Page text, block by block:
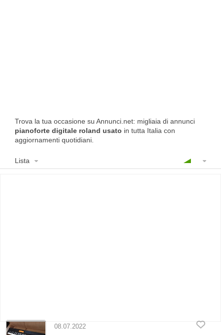
Trova la tua occasione su Annunci.net: migliaia di annunci
pianoforte digitale roland usato in tutta Italia con
aggiornamenti quotidiani.
Lista
08.07.2022